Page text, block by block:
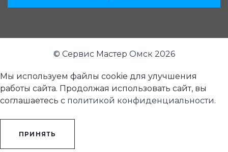
© Сервис Мастер Омск 2026
Мы используем файлы cookie для улучшения
работы сайта. Продолжая использовать сайт, вы
соглашаетесь с политикой конфиденциальности.
ПРИНЯТЬ